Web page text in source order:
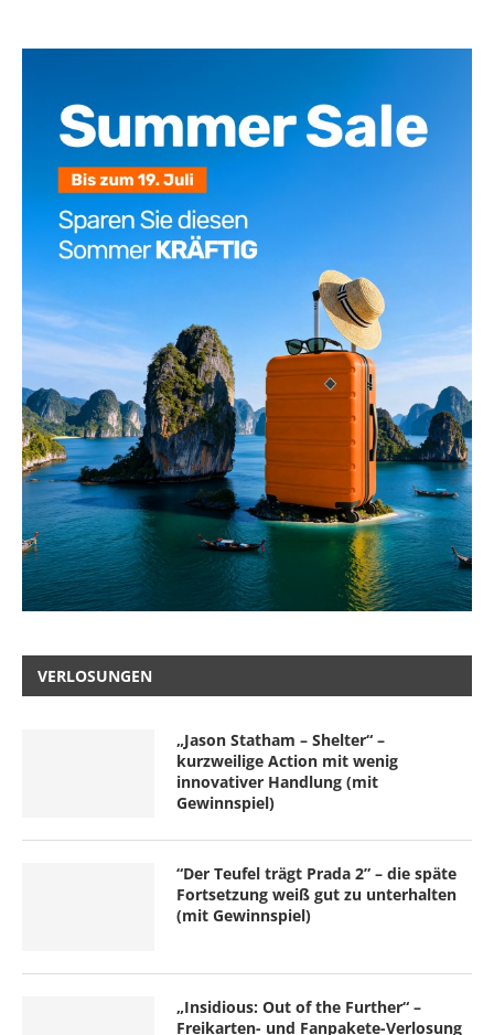
VERLOSUNGEN
„Jason Statham – Shelter“ –
kurzweilige Action mit wenig
innovativer Handlung (mit
Gewinnspiel)
“Der Teufel trägt Prada 2” – die späte
Fortsetzung weiß gut zu unterhalten
(mit Gewinnspiel)
„Insidious: Out of the Further“ –
Freikarten- und Fanpakete-Verlosung